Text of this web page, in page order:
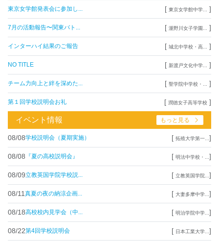
東京女学館発表会に参加し... [ 東京女学館中学... ]
7月の活動報告〜関東バト... [ 瀧野川女子学園... ]
インターハイ結果のご報告 [ 城北中学校・高... ]
NO TITLE [ 新渡戸文化中学... ]
チーム力向上と絆を深めた... [ 聖学院中学校・... ]
第１回学校説明会お礼 [ 潤徳女子高等学校 ]
イベント情報 もっと見る
08/08学校説明会（夏期実施） [ 拓殖大学第一... ]
08/08 『夏の高校説明会』 [ 明法中学校・... ]
08/09立教英国学院学校説... [ 立教英国学院... ]
08/11 真夏の夜の納涼企画... [ 大妻多摩中学... ]
08/18高校校内見学会（中... [ 明治学院中学... ]
08/22第4回学校説明会 [ 日本工業大学... ]